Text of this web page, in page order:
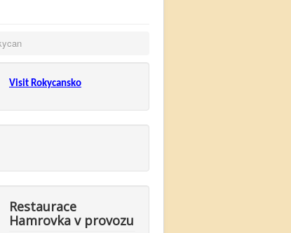
Visit Rokycansko
Restaurace
Hamrovka v provozu